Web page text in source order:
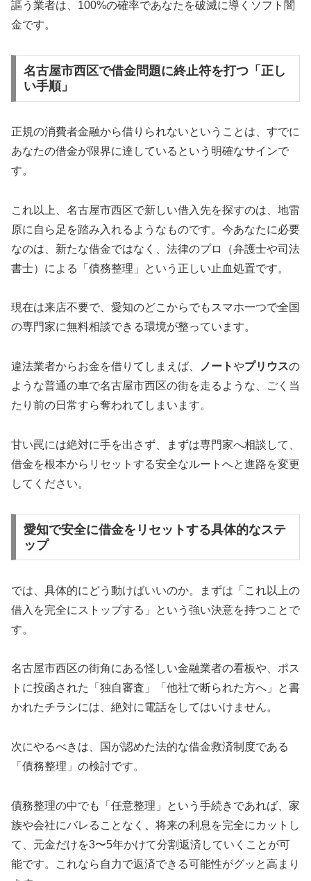
謳う業者は、100%の確率であなたを破滅に導くソフト闇
金です。
名古屋市西区で借金問題に終止符を打つ「正し
い手順」
正規の消費者金融から借りられないということは、すでに
あなたの借金が限界に達しているという明確なサインで
す。
これ以上、名古屋市西区で新しい借入先を探すのは、地雷
原に自ら足を踏み入れるようなものです。今あなたに必要
なのは、新たな借金ではなく、法律のプロ（弁護士や司法
書士）による「債務整理」という正しい止血処置です。
現在は来店不要で、愛知のどこからでもスマホ一つで全国
の専門家に無料相談できる環境が整っています。
違法業者からお金を借りてしまえば、 ノートやプリウスの
ような普通の車で名古屋市西区の街を走るような、ごく当
たり前の日常すら奪われてしまいます。
甘い罠には絶対に手を出さず、まずは専門家へ相談して、
借金を根本からリセットする安全なルートへと進路を変更
してください。
愛知で安全に借金をリセットする具体的なステ
ップ
では、具体的にどう動けばいいのか。まずは「これ以上の
借入を完全にストップする」という強い決意を持つことで
す。
名古屋市西区の街角にある怪しい金融業者の看板や、ポス
トに投函された「独自審査」「他社で断られた方へ」と書
かれたチラシには、絶対に電話をしてはいけません。
次にやるべきは、国が認めた法的な借金救済制度である
「債務整理」の検討です。
債務整理の中でも「任意整理」という手続きであれば、家
族や会社にバレることなく、将来の利息を完全にカットし
て、元金だけを3〜5年かけて分割返済していくことが可
能です。これなら自力で返済できる可能性がグッと高まり